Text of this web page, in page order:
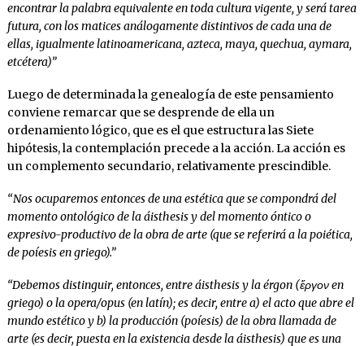
encontrar la palabra equivalente en toda cultura vigente, y será tarea
futura, con los matices análogamente distintivos de cada una de
ellas, igualmente latinoamericana, azteca, maya, quechua, aymara,
etcétera)”
Luego de determinada la genealogía de este pensamiento
conviene remarcar que se desprende de ella un
ordenamiento lógico, que es el que estructura las Siete
hipótesis, la contemplación precede a la acción. La acción es
un complemento secundario, relativamente prescindible.
“Nos ocuparemos entonces de una estética que se compondrá del
momento ontológico de la áisthesis y del momento óntico o
expresivo-productivo de la obra de arte (que se referirá a la poiética,
de poíesis en griego).”
“Debemos distinguir, entonces, entre áisthesis y la érgon (ἔργον en
griego) o la opera/opus (en latín); es decir, entre a) el acto que abre el
mundo estético y b) la producción (poíesis) de la obra llamada de
arte (es decir, puesta en la existencia desde la áisthesis) que es una